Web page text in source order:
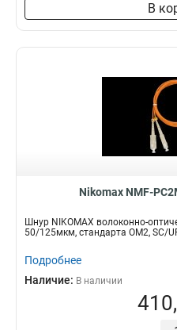
В
Nikomax NMF-
Шнур NIKOMAX волоконно-
50/125мкм, стандарта ОМ2, SC/
Подробнее
Наличие: В наличии